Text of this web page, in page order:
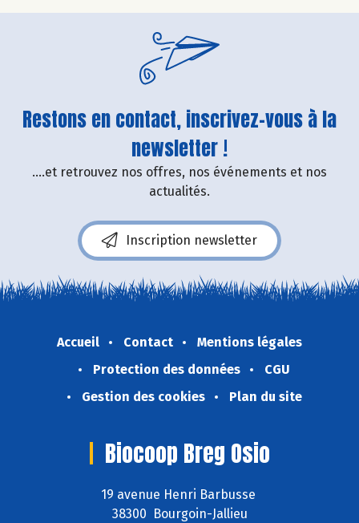
Restons en contact, inscrivez-vous à la
newsletter !
....et retrouvez nos offres, nos événements et nos
actualités.
Inscription newsletter
Accueil Contact
Mentions légales
Protection des données
CGU
Gestion des cookies
Plan du site
Biocoop Breg Osio
19 avenue Henri Barbusse
38300 Bourgoin-Jallieu